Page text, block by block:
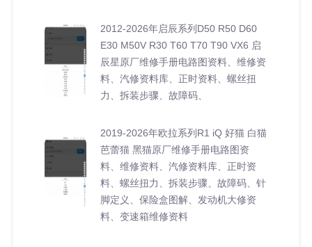
2012-2026年启辰系列D50 R50 D60
E30 M50V R30 T60 T70 T90 VX6 启
辰星原厂维修手册电路图资料、维修资
料、汽修资料库、正时资料、螺丝扭
力、拆装步骤、故障码、
2019-2026年欧拉系列R1 iQ 好猫 白猫
芭蕾猫 黑猫原厂维修手册电路图资
料、维修资料、汽修资料库、正时资
料、螺丝扭力、拆装步骤、故障码、针
脚定义、保险盒图解、发动机大修资
料、变速箱维修资料